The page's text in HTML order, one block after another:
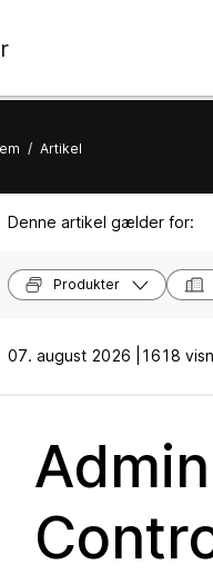
/ Artikel
Denne artikel gælder for:
Produkter
07. august 2026 | 1618